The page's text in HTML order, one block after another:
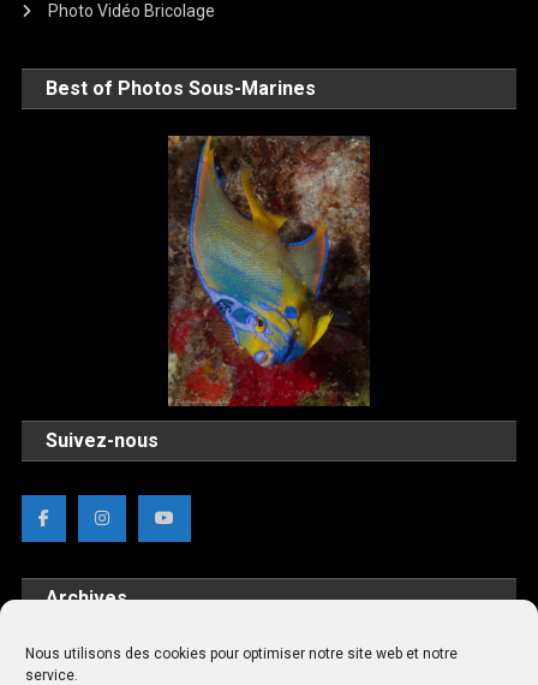
Nous utilisons des cookies pour optimiser notre site web et notre
service.
Photo Vidéo Bricolage
Best of Photos Sous-Marines
Suivez-nous
Archives
Archives